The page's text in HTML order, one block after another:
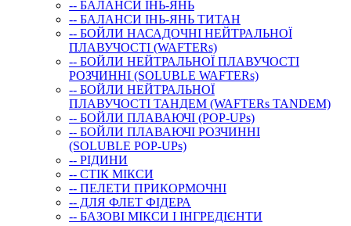
-- БАЛАНСИ ІНЬ-ЯНЬ
-- БАЛАНСИ ІНЬ-ЯНЬ ТИТАН
-- БОЙЛИ НАСАДОЧНI НЕЙТРАЛЬНОÏ
ПЛАВУЧОСТI (WAFTERs)
-- БОЙЛИ НЕЙТРАЛЬНОЇ ПЛАВУЧОСТІ
РОЗЧИННІ (SOLUBLE WAFTERs)
-- БОЙЛИ НЕЙТРАЛЬНОЇ
ПЛАВУЧОСТІ ТАНДЕМ (WAFTERs TANDEM)
-- БОЙЛИ ПЛАВАЮЧІ (POP-UPs)
-- БОЙЛИ ПЛАВАЮЧI РОЗЧИННI
(SOLUBLE POP-UPs)
-- РIДИНИ
-- СТIК МIКСИ
-- ПЕЛЕТИ ПРИКОРМОЧНІ
-- ДЛЯ ФЛЕТ ФІДЕРА
-- БАЗОВІ МІКСИ І ІНГРЕДІЄНТИ